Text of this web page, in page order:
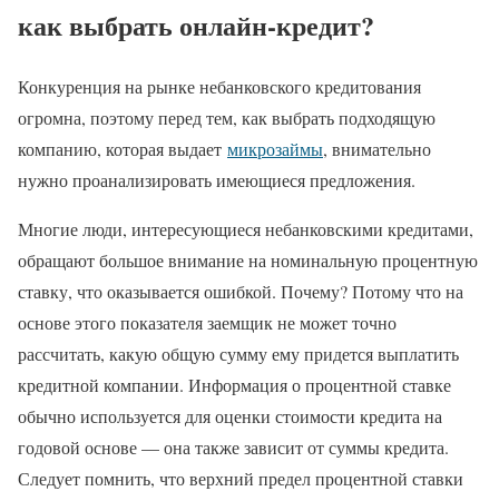
как выбрать онлайн-кредит?
Конкуренция на рынке небанковского кредитования
огромна, поэтому перед тем, как выбрать подходящую
компанию, которая выдает микрозаймы, внимательно
нужно проанализировать имеющиеся предложения.
Многие люди, интересующиеся небанковскими кредитами,
обращают большое внимание на номинальную процентную
ставку, что оказывается ошибкой. Почему? Потому что на
основе этого показателя заемщик не может точно
рассчитать, какую общую сумму ему придется выплатить
кредитной компании. Информация о процентной ставке
обычно используется для оценки стоимости кредита на
годовой основе — она также зависит от суммы кредита.
Следует помнить, что верхний предел процентной ставки